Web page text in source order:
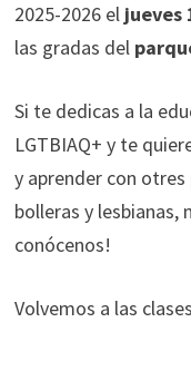
2025-2026 el jueves
las gradas del
Si te dedicas a la
LGTBIAQ+ y te
y aprender con
bolleras y lesbianas,
conócenos!
Volvemos a las